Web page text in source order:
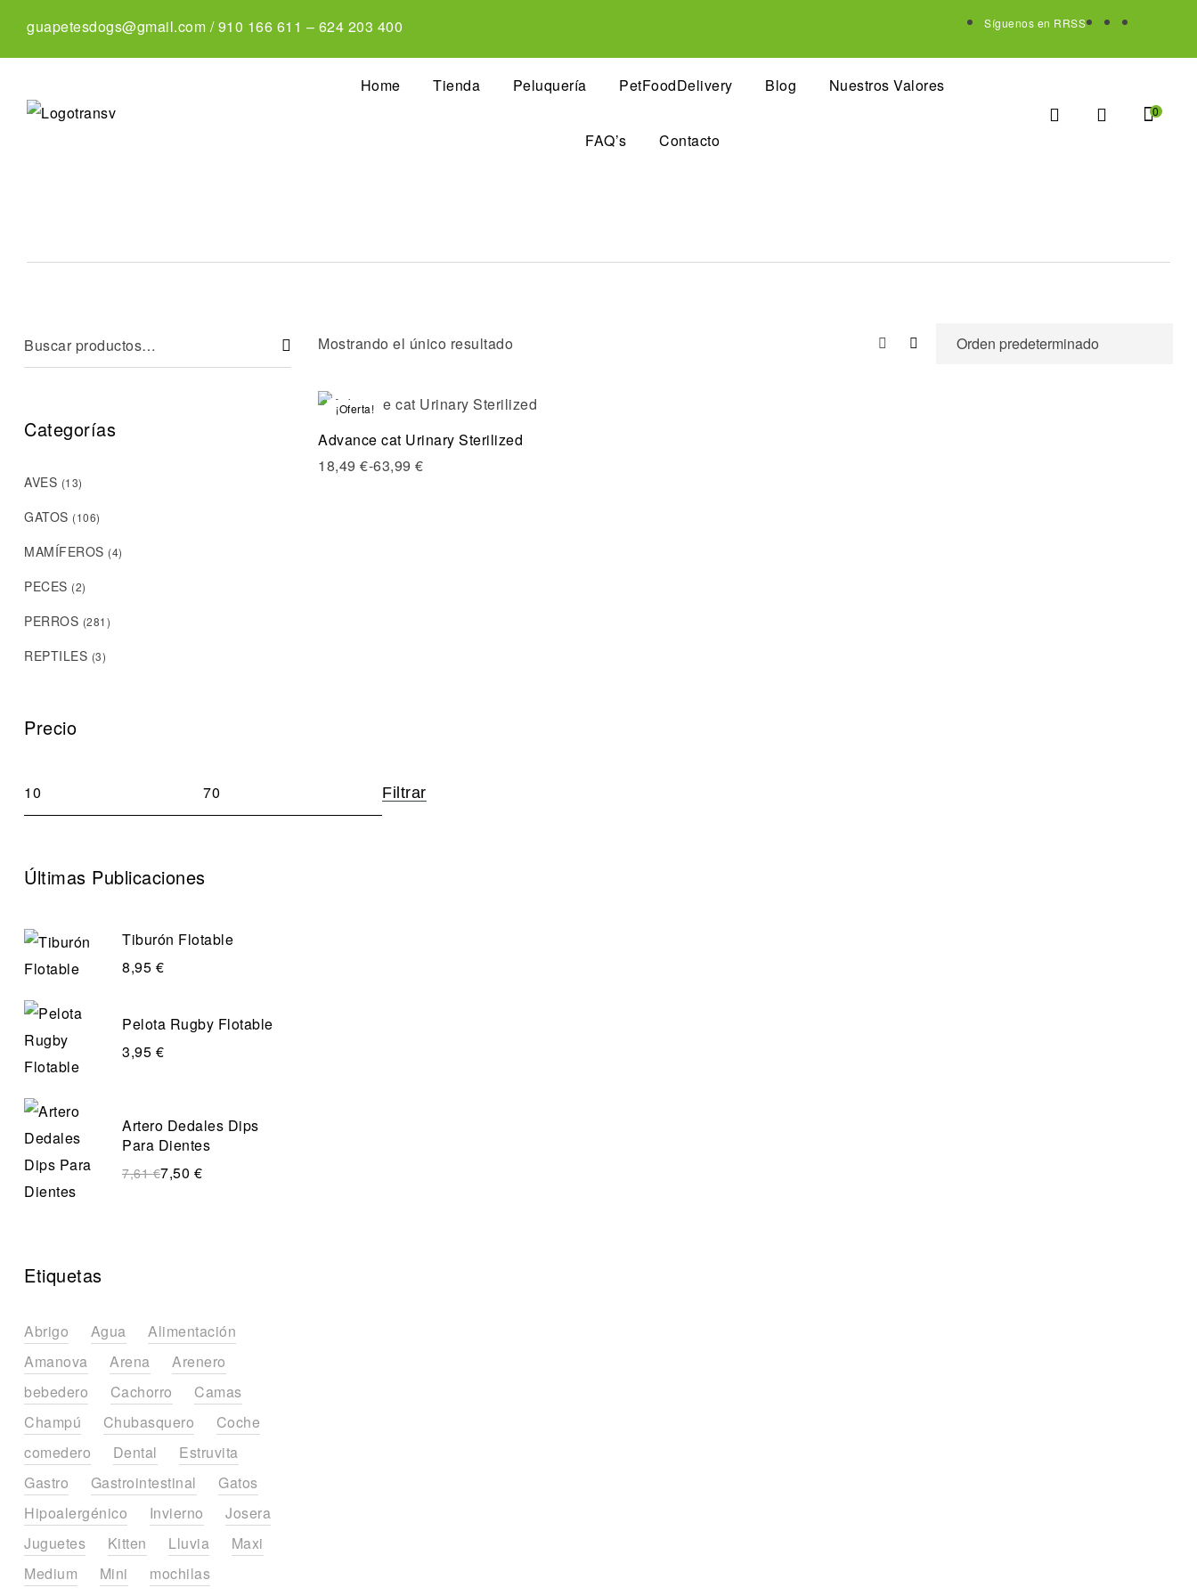
guapetesdogs@gmail.com /910 166 611 – 624 203 400 Síguenos en RRSS
Home Tienda Peluquería PetFoodDelivery Blog Nuestros Valores
FAQ’s Contacto
0
Mostrando el único resultado
¡Oferta!
Advance cat Urinary Sterilized
18,49 €-63,99 €
Categorías
AVES (13)
GATOS (106)
MAMÍFEROS (4)
PECES (2)
PERROS (281)
REPTILES (3)
Precio
Filtrar
Últimas Publicaciones
Tiburón Flotable
8,95 €
Pelota Rugby Flotable
3,95 €
Artero Dedales Dips
Para Dientes
7,61€7,50 €
Etiquetas
Abrigo Agua
Alimentación
Amanova
Arena
Arenero
bebedero
Cachorro
Camas
Champú
Chubasquero
Coche
comedero
Dental
Estruvita
Gastro
Gastrointestinal
Gatos
Hipoalergénico
Invierno
Josera
Juguetes
Kitten Lluvia
Maxi
Medium
Mini
mochilas